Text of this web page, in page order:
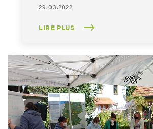
29.03.2022
LIRE PLUS